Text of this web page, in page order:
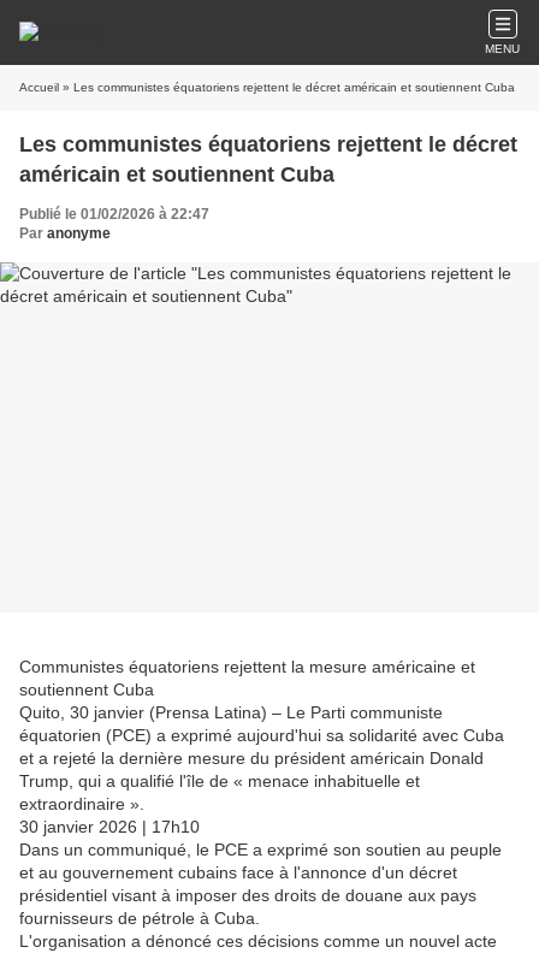
MENU
Accueil » Les communistes équatoriens rejettent le décret américain et soutiennent Cuba
Les communistes équatoriens rejettent le décret
américain et soutiennent Cuba
Publié le 01/02/2026 à 22:47
Par anonyme
Communistes équatoriens rejettent la mesure américaine et
soutiennent Cuba
Quito, 30 janvier (Prensa Latina) – Le Parti communiste
équatorien (PCE) a exprimé aujourd'hui sa solidarité avec Cuba
et a rejeté la dernière mesure du président américain Donald
Trump, qui a qualifié l'île de « menace inhabituelle et
extraordinaire ».
30 janvier 2026 | 17h10
Dans un communiqué, le PCE a exprimé son soutien au peuple
et au gouvernement cubains face à l'annonce d'un décret
présidentiel visant à imposer des droits de douane aux pays
fournisseurs de pétrole à Cuba.
L'organisation a dénoncé ces décisions comme un nouvel acte